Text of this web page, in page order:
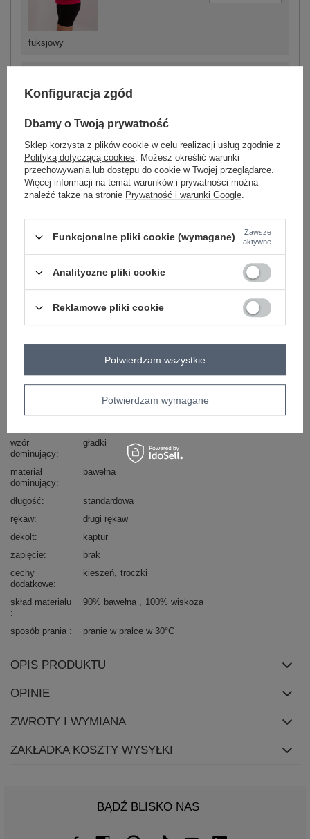
fuksjowy
ciemny khaki
One size 2016103544035
ZALOGUJ SIĘ I ZOBACZ CENĘ
Zadzwoń+48 601 547 740 Zadaj pytanie
skład materiału : 90% bawełna , 100% wiskoza
sposób prania : pranie w pralce w 30°C
Kod produktu
RV-BL-8655-1.13X
RELEVANCE
wzór
dominujący
gładki
materiał
dominujący
bawełna
długość
standardowa
rękaw
długi rękaw
dekolt
kaptur
zapięcie
brak
cechy
dodatkowe
kieszeń troczki
skład materiału 90% bawełna 100% wiskoza
sposób prania pranie w pralce w 30°C
OPIS PRODUKTU
OPINIE
ZWROTY I WYMIANA
ZAKŁADKA KOSZTY WYSYŁKI
BĄDŹ BLISKO NAS
Konfiguracja zgód
Dbamy o Twoją prywatność
Sklep korzysta z plików cookie w celu realizacji usług zgodnie z
Polityką dotyczącą cookies. Możesz określić warunki
przechowywania lub dostępu do cookie w Twojej przeglądarce.
Więcej informacji na temat warunków i prywatności można
znaleźć także na stronie Prywatność i warunki Google.
Funkcjonalne pliki cookie (wymagane)
Zawsze
aktywne
Analityczne pliki cookie
Reklamowe pliki cookie
Potwierdzam wymagane
Potwierdzam wszystkie